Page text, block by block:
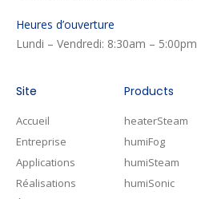
Heures d’ouverture
Lundi – Vendredi: 8:30am – 5:00pm
Site
Accueil
Entreprise
Applications
Réalisations
Products
heaterSteam
humiFog
humiSteam
humiSonic